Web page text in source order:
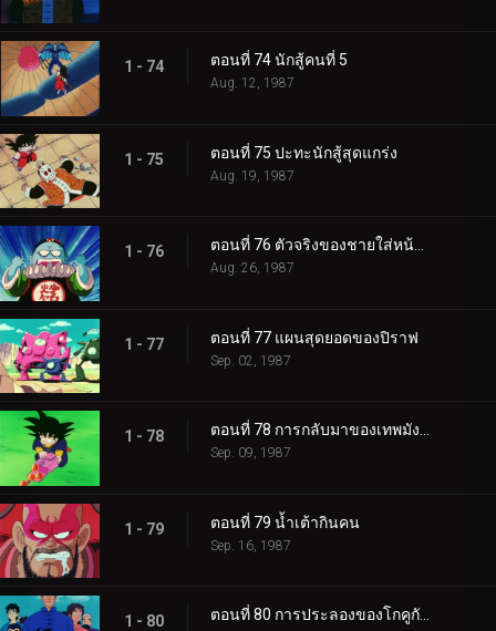
1 - 74 ตอนที่ 74 นักสู้คนที่ 5
Aug. 12, 1987
1 - 75 ตอนที่ 75 ปะทะนักสู้สุดแกร่ง
Aug. 19, 1987
1 - 76 ตอนที่ 76 ตัวจริงของชายใส่หน้ากาก
Aug. 26, 1987
1 - 77 ตอนที่ 77 แผนสุดยอดของปิราฟ
Sep. 02, 1987
1 - 78 ตอนที่ 78 การกลับมาของเทพมังกร
Sep. 09, 1987
1 - 79 ตอนที่ 79 น้ำเต้ากินคน
Sep. 16, 1987
1 - 80 ตอนที่ 80 การประลองของโกคูกับเทียนหลง